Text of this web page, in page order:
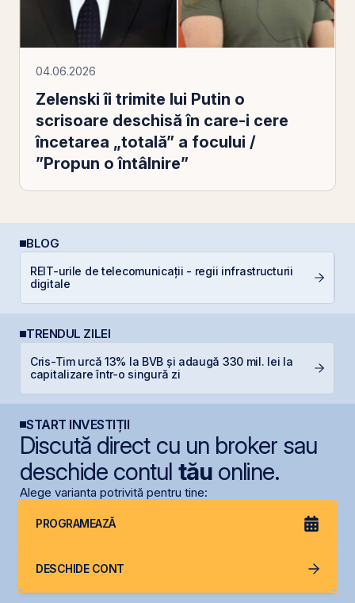
04.06.2026
Zelenski îi trimite lui Putin o
scrisoare deschisă în care-i cere
încetarea „totală” a focului /
”Propun o întâlnire”
BLOG
REIT-urile de telecomunicații - regii infrastructurii
digitale
TRENDUL ZILEI
Cris-Tim urcă 13% la BVB și adaugă 330 mil. lei la
capitalizare într-o singură zi
START INVESTIȚII
Discută direct cu un broker sau
deschide contul tăuonline.
Alege varianta potrivită pentru tine:
PROGRAMEAZĂ
DESCHIDE CONT